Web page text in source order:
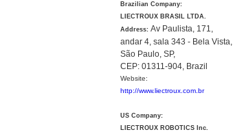
Brazilian Company:
LIECTROUX BRASIL LTDA.
Address: Av Paulista, 171,
andar 4, sala 343 - Bela Vista,
São Paulo, SP,
CEP: 01311-904, Brazil
Website:
http://www.liectroux.com.br
US Company:
LIECTROUX ROBOTICS Inc.